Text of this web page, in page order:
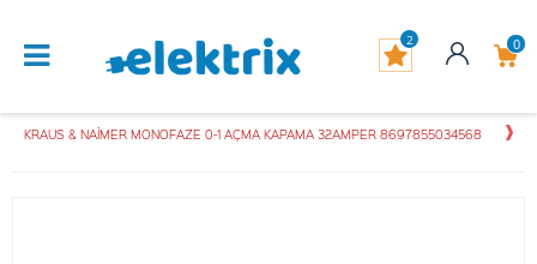
0
2
KRAUS & NAİMER MONOFAZE 0-1 AÇMA KAPAMA 32AMPER 8697855034568